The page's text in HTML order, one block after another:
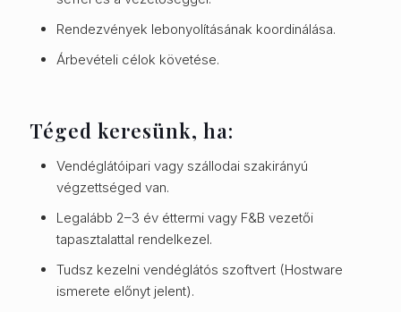
Rendezvények lebonyolításának koordinálása.
Árbevételi célok követése.
Téged keresünk, ha:
Vendéglátóipari vagy szállodai szakirányú
végzettséged van.
Legalább 2–3 év éttermi vagy F&B vezetői
tapasztalattal rendelkezel.
Tudsz kezelni vendéglátós szoftvert (Hostware
ismerete előnyt jelent).